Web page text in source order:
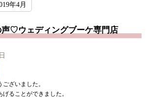
年4月
声♡ウェディングブーケ専門店
ざいました。
ることができました。